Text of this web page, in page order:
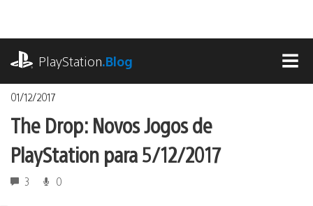
o
conteúdoPlayStation.Blog
01/12/2017
The Drop: Novos Jogos de
PlayStation para 5/12/2017
3 0